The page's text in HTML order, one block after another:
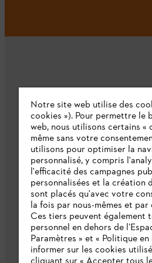
Qui
Presse
Emploi
Ligne
Notre site web utilise des
cookies »). Pour permettre le
web, nous utilisons certains «
même sans votre
utilisons pour optimiser la
personnalisé, y compris
l'efficacité des campagnes
personnalisées et la création
sont placés qu'avec votre
la fois par nous-mêmes et
Ces tiers peuvent également
personnel en dehors de
Paramètres » et « Politique
informer sur les cookies